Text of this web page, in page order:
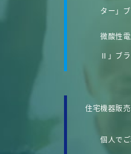
ター」
微酸性
Ⅱ」ブ
住宅機器販
個人で